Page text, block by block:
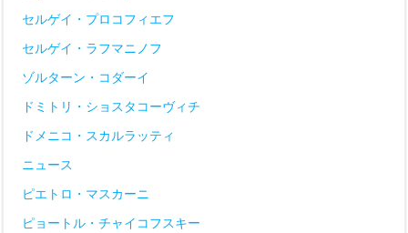
セルゲイ・プロコフィエフ
セルゲイ・ラフマニノフ
ゾルターン・コダーイ
ドミトリ・ショスタコーヴィチ
ドメニコ・スカルラッティ
ニュース
ピエトロ・マスカーニ
ピョートル・チャイコフスキー